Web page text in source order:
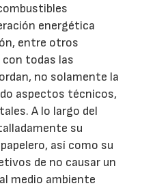
energética
entre otros
con todas las
no solamente la
aspectos técnicos,
A lo largo del
su
así como su
de no causar un
medio ambiente